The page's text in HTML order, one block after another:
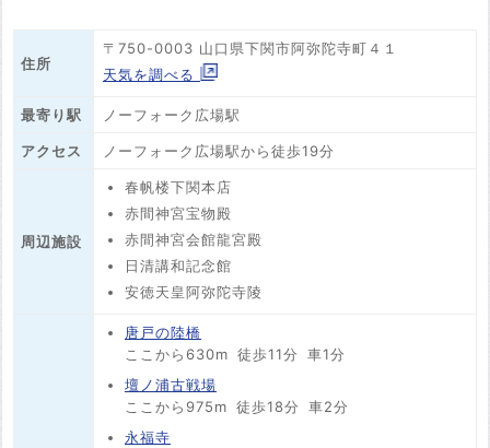
住所
〒750-0003 山口県下関市阿弥陀寺町４１
天気を調べる
最寄り駅 ノーフォーク広場駅
アクセス ノーフォーク広場駅から徒歩19分
周辺施設
春帆楼下関本店
赤間神宮宝物殿
赤間神宮会館龍宮殿
日清講和記念館
安徳天皇阿弥陀寺陵
唐戸の陸橋
ここから630m 徒歩11分
車1分
壇ノ浦古戦場
ここから975m 徒歩18分
車2分
永福寺